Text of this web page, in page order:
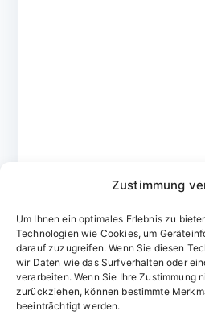
Zustimmung
Um Ihnen ein optimales Erlebnis zu
Technologien wie Cookies, um
darauf zuzugreifen. Wenn Sie diesen
wir Daten wie das Surfverhalten oder
verarbeiten. Wenn Sie Ihre Zustimmung
zurückziehen, können bestimmte
beeinträchtigt werden.
Domainvergabestelle.de